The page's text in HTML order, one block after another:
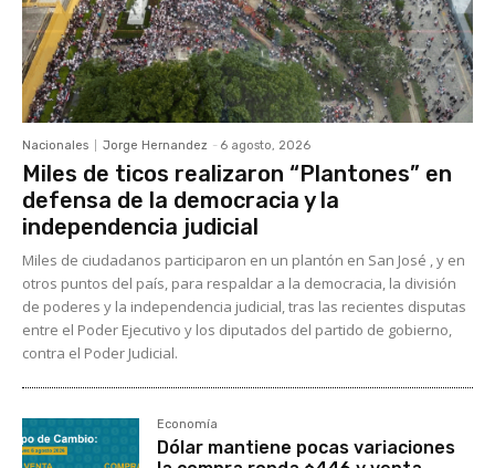
Nacionales Jorge Hernandez - 6 agosto, 2026
Miles de ticos realizaron “Plantones” en
defensa de la democracia y la
independencia judicial
Miles de ciudadanos participaron en un plantón en San José , y en
otros puntos del país, para respaldar a la democracia, la división
de poderes y la independencia judicial, tras las recientes disputas
entre el Poder Ejecutivo y los diputados del partido de gobierno,
contra el Poder Judicial.
Economía
Dólar mantiene pocas variaciones